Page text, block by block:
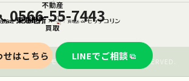
不動産
0566-55-7443
買取
せはこちら LINEでご相談
ら買取ル de モッテコリン ALL RIGHTS RESERVED.